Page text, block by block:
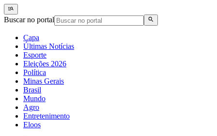
Buscar no portal
Capa
Últimas Notícias
Esporte
Eleições 2026
Política
Minas Gerais
Brasil
Mundo
Agro
Entretenimento
Eloos